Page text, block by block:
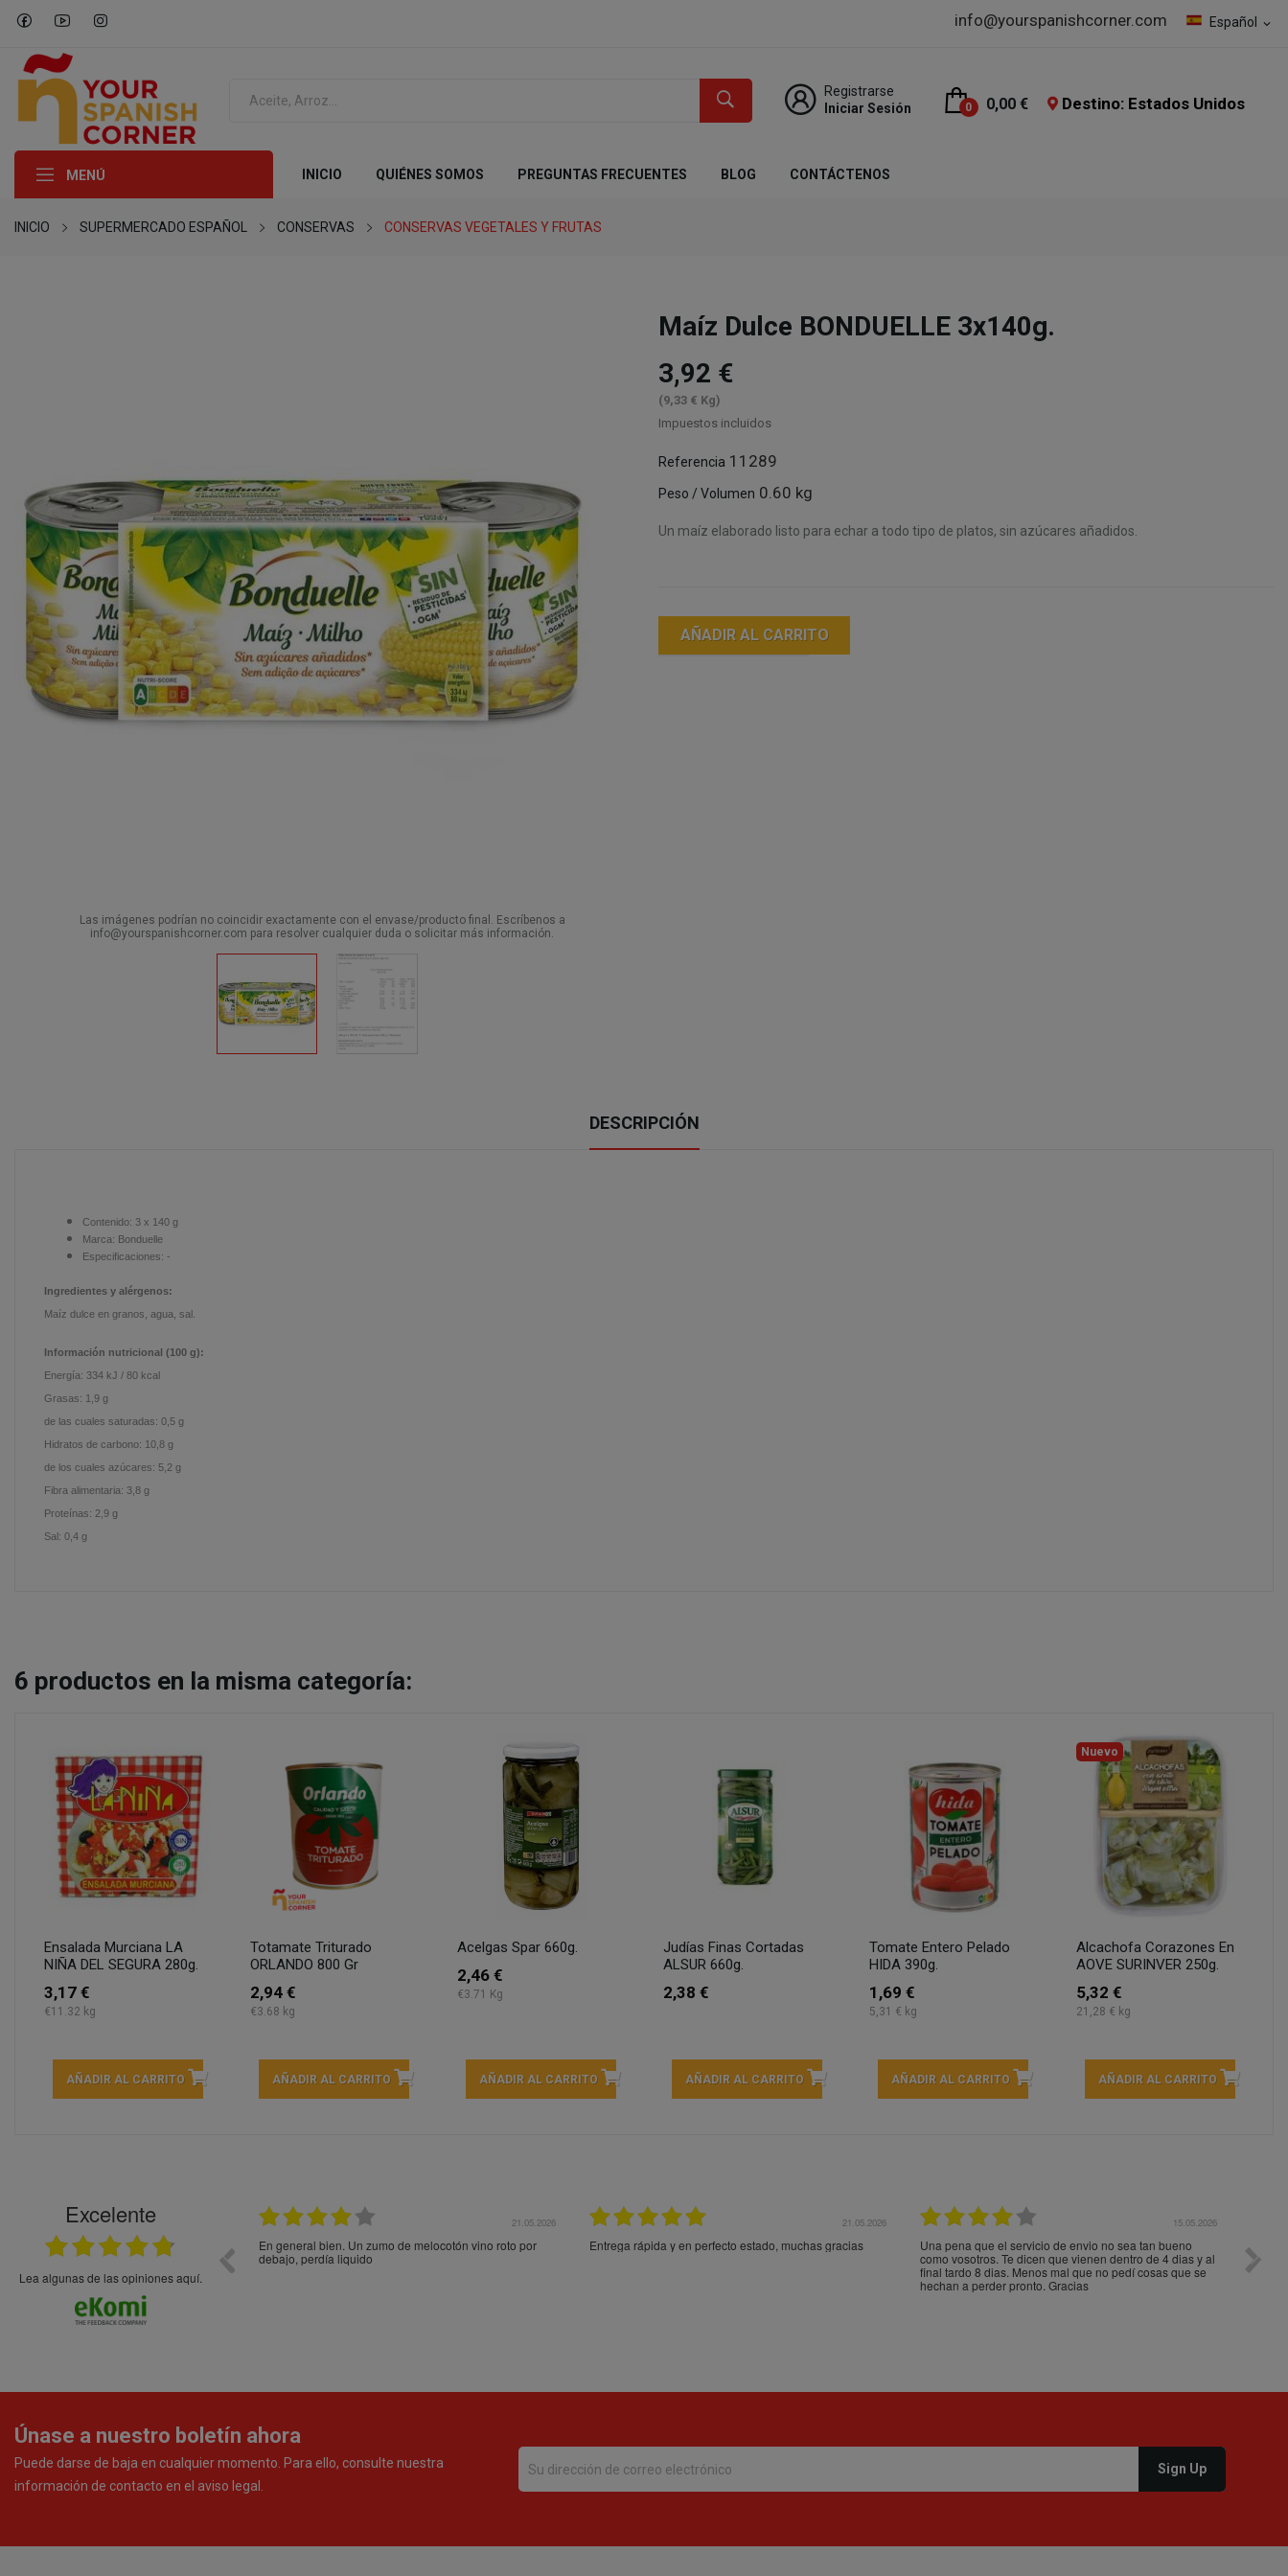
Español expand_more
info@yourspanishcorner.com
Registrarse
Iniciar Sesión
0 0,00 € Destino: Estados Unidos
MENÚ INICIO QUIÉNES SOMOS PREGUNTAS FRECUENTES BLOG CONTÁCTENOS
INICIO SUPERMERCADO ESPAÑOL CONSERVAS CONSERVAS VEGETALES Y FRUTAS
Las imágenes podrían no coincidir exactamente con el envase/producto final. Escríbenos a
info@yourspanishcorner.com para resolver cualquier duda o solicitar más información.
Maíz Dulce BONDUELLE 3x140g.
3,92 €
(9,33 € Kg)
Impuestos incluidos
Referencia 11289
Peso / Volumen 0.60 kg
Un maíz elaborado listo para echar a todo tipo de platos, sin azúcares añadidos.
AÑADIR AL CARRITO
DESCRIPCIÓN
Contenido: 3 x 140 g
Marca: Bonduelle
Especificaciones: -
Ingredientes y alérgenos:
Maíz dulce en granos, agua, sal.
Información nutricional (100 g):
Energía: 334 kJ / 80 kcal
Grasas: 1,9 g
de las cuales saturadas: 0,5 g
Hidratos de carbono: 10,8 g
de los cuales azúcares: 5,2 g
Fibra alimentaria: 3,8 g
Proteínas: 2,9 g
Sal: 0,4 g
6 productos en la misma categoría:
Ensalada Murciana LA
NIÑA DEL SEGURA 280g.
3,17 €
€11.32 kg
AÑADIR AL CARRITO
Totamate Triturado
ORLANDO 800 Gr
2,94 €
€3.68 kg
AÑADIR AL CARRITO
Acelgas Spar 660g.
2,46 €
€3.71 Kg
AÑADIR AL CARRITO
Judías Finas Cortadas
ALSUR 660g.
2,38 €
AÑADIR AL CARRITO
Tomate Entero Pelado
HIDA 390g.
1,69 €
5,31 € kg
AÑADIR AL CARRITO
Nuevo
Alcachofa Corazones En
AOVE SURINVER 250g.
5,32 €
21,28 € kg
AÑADIR AL CARRITO
Excelente
Lea algunas de las opiniones aquí.
21.05.2026
En general bien. Un zumo de melocotón vino roto por
debajo, perdía liquido
21.05.2026
Entrega rápida y en perfecto estado, muchas gracias
15.05.2026
Una pena que el servicio de envio no sea tan bueno
como vosotros. Te dicen que vienen dentro de 4 dias y al
final tardo 8 dias. Menos mal que no pedí cosas que se
hechan a perder pronto. Gracias
Únase a nuestro boletín ahora
Puede darse de baja en cualquier momento. Para ello, consulte nuestra
información de contacto en el aviso legal.